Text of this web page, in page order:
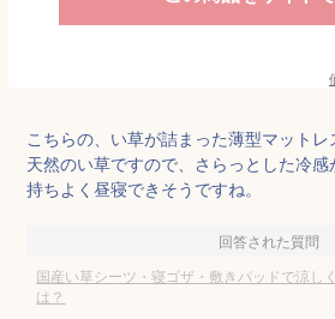
こちらの、い草が詰まった薄型マットレ
天然のい草ですので、さらっとした冷
持ちよく昼寝できそうですね。
回答された質問
国産い草シーツ・寝ゴザ・敷きパッドで涼し
は？